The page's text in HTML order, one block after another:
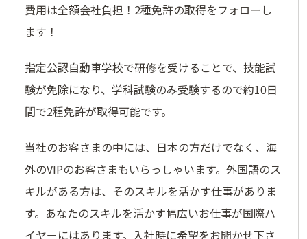
費用は全額会社負担！2種免許の取得をフォローし
ます！
指定公認自動車学校で研修を受けることで、技能試
験が免除になり、学科試験のみ受験するので約10日
間で2種免許が取得可能です。
当社のお客さまの中には、日本の方だけでなく、海
外のVIPのお客さまもいらっしゃいます。外国語のス
キルがある方は、そのスキルを活かす仕事がありま
す。あなたのスキルを活かす幅広いお仕事が国際ハ
イヤーにはあります。入社時に希望をお聞かせ下さ